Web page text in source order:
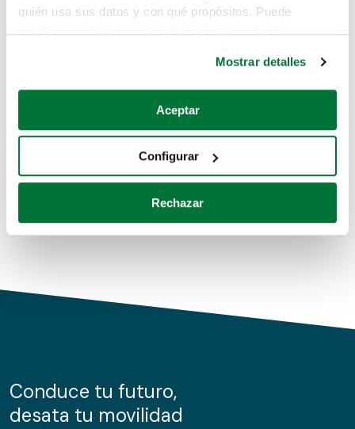
quién usa sus datos y con qué propósitos. Puede
Si lo permite, también quisiéramos:
Recopilar información sobre su ubicación geográfica
Identificar su dispositivo analizándolo activamente
para buscar características específicas (huellas
Obtenga más información sobre cómo se procesan sus
de cookies.
información sobre el uso que haga del sitio web con
nuestros partners de redes sociales, publicidad y análisis
Mostrar detalles
Aceptar
Configurar
Rechazar
Pero puedes encontrar el coche que estás
buscando en alguno de estos enlaces:
Coches de segunda mano
Coches de km0
Conduce tu futuro,
desata tu movilidad